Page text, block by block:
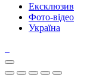
Ексклюзив
Фото-відео
Україна